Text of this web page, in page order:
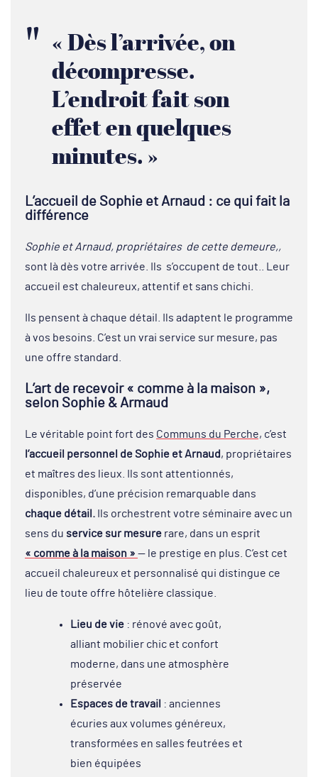
« Dès l’arrivée, on
décompresse.
L’endroit fait son
effet en quelques
minutes. »
L’accueil de Sophie et Arnaud : ce qui fait la
différence
Sophie et Arnaud, propriétaires de cette demeure,,
sont là dès votre arrivée. Ils s’occupent de tout.. Leur
accueil est chaleureux, attentif et sans chichi.
Ils pensent à chaque détail. Ils adaptent le programme
à vos besoins. C’est un vrai service sur mesure, pas
une offre standard.
L’art de recevoir « comme à la maison »,
selon Sophie & Armaud
Le véritable point fort des Communs du Perche, c’est
l’accueil personnel de Sophie et Arnaud, propriétaires
et maîtres des lieux. Ils sont attentionnés,
disponibles, d’une précision remarquable dans
chaque détail. Ils orchestrent votre séminaire avec un
sens du service sur mesure rare, dans un esprit
« comme à la maison » — le prestige en plus. C’est cet
accueil chaleureux et personnalisé qui distingue ce
lieu de toute offre hôtelière classique.
Lieu de vie : rénové avec goût,
alliant mobilier chic et confort
moderne, dans une atmosphère
préservée
Espaces de travail : anciennes
écuries aux volumes généreux,
transformées en salles feutrées et
bien équipées